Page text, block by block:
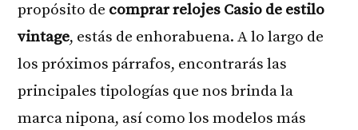
propósito de comprar relojes Casio de estilo
vintage, estás de enhorabuena. A lo largo de
los próximos párrafos, encontrarás las
principales tipologías que nos brinda la
marca nipona, así como los modelos más